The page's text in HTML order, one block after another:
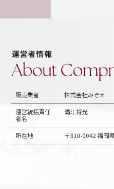
販売業者 株式会社みぞえ
運営統括責任
者名
溝江将光
所在地 〒810-0042 福岡